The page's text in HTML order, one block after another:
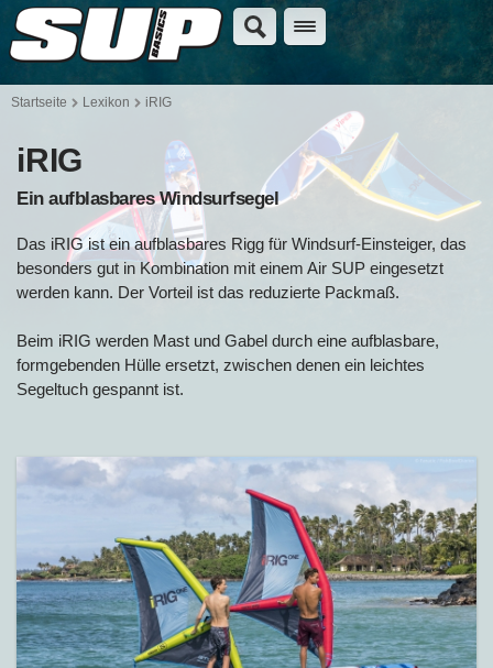
Startseite Lexikon iRIG
iRIG
Ein aufblasbares Windsurfsegel
Das iRIG ist ein aufblasbares Rigg für Windsurf-Einsteiger, das
besonders gut in Kombination mit einem Air SUP eingesetzt
werden kann. Der Vorteil ist das reduzierte Packmaß.
Beim iRIG werden Mast und Gabel durch eine aufblasbare,
formgebenden Hülle ersetzt, zwischen denen ein leichtes
Segeltuch gespannt ist.